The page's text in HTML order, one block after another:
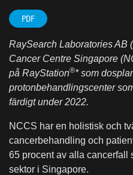
PDF
RaySearch Laboratories AB
Cancer Centre Singapore
på RayStation®* som
protonbehandlingscenter
färdigt under 2022.
NCCS har en holistisk och
cancerbehandling och
65 procent av alla cancerfall
sektor i Singapore.